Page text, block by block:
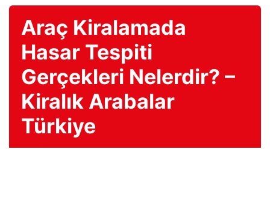
Araç Kiralamada
Hasar Tespiti
Gerçekleri Nelerdir? –
Kiralık Arabalar
Türkiye